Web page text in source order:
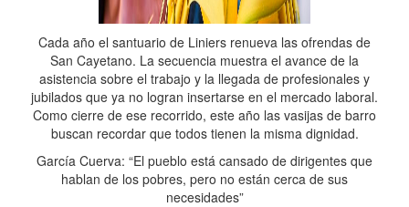
Cada año el santuario de Liniers renueva las ofrendas de
San Cayetano. La secuencia muestra el avance de la
asistencia sobre el trabajo y la llegada de profesionales y
jubilados que ya no logran insertarse en el mercado laboral.
Como cierre de ese recorrido, este año las vasijas de barro
buscan recordar que todos tienen la misma dignidad.
García Cuerva: “El pueblo está cansado de dirigentes que
hablan de los pobres, pero no están cerca de sus
necesidades”